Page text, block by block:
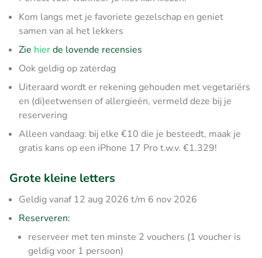
Kom langs met je favoriete gezelschap en geniet
samen van al het lekkers
Zie hierde lovende recensies
Ook geldig op zaterdag
Uiteraard wordt er rekening gehouden met vegetariërs
en (di)eetwensen of allergieën, vermeld deze bij je
reservering
Alleen vandaag: bij elke €10 die je besteedt, maak je
gratis kans op een iPhone 17 Pro t.w.v. €1.329!
Grote kleine letters
Geldig vanaf 12 aug 2026 t/m 6 nov 2026
Reserveren:
reserveer met ten minste 2 vouchers (1 voucher is
geldig voor 1 persoon)